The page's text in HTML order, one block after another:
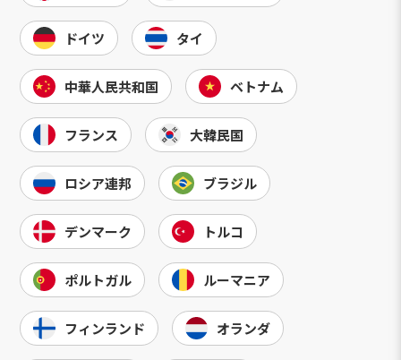
ドイツ タイ
中華人民共和国 ベトナム
フランス 大韓民国
ロシア連邦 ブラジル
デンマーク トルコ
ポルトガル ルーマニア
フィンランド オランダ